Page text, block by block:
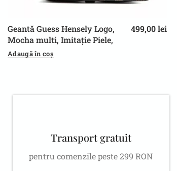
Geantă Guess Hensely Logo,
Mocha multi, Imitație Piele,
Elegantă și Practică
499,00lei
Adaugă în coș
Transport gratuit
pentru comenzile peste 299 RON